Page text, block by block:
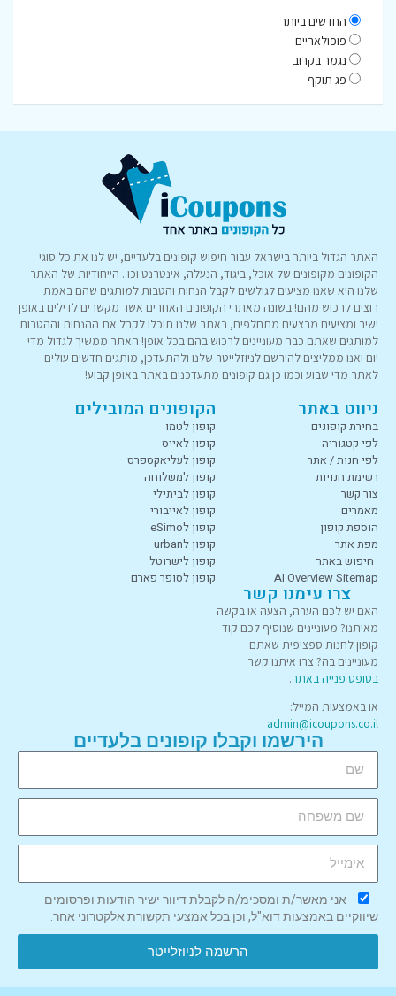
החדשים ביותר
פופולאריים
נגמר בקרוב
פג תוקף
האתר הגדול ביותר בישראל עבור חיפוש קופונים בלעדיים, יש לנו את כל סוגי
הקופונים מקופונים של אוכל, ביגוד, הנעלה, אינטרנט וכו.. הייחודיות של האתר
שלנו היא שאנו מציעים לגולשים לקבל הנחות והטבות למותגים שהם באמת
רוצים לרכוש מהם! בשונה מאתרי הקופונים האחרים אשר מקשרים לדילים באופן
ישיר ומציעים מבצעים מתחלפים, באתר שלנו תוכלו לקבל את ההנחות וההטבות
למותגים שאתם כבר מעוניינים לרכוש בהם בכל אופן! האתר ממשיך לגדול מדי
יום ואנו ממליצים להירשם לניוזלייטר שלנו ולהתעדכן, מותגים חדשים עולים
לאתר מדי שבוע וכמו כן גם קופונים מתעדכנים באתר באופן קבוע!
ניווט באתר
בחירת קופונים
לפי קטגוריה
לפי חנות / אתר
רשימת חנויות
צור קשר
מאמרים
הוספת קופון
מפת אתר
חיפוש באתר
AI Overview Sitemap
הקופונים המובילים
קופון לטמו
קופון לאייס
קופון לעליאקספרס
קופון למשלוחה
קופון לביתילי
קופון לאייבורי
קופון לeSimo
קופון לurban
קופון לישרוטל
קופון לסופר פארם
צרו עימנו קשר
האם יש לכם הערה, הצעה או בקשה
מאיתנו? מעוניינים שנוסיף לכם קוד
קופון לחנות ספציפית שאתם
מעוניינים בה? צרו איתנו קשר
בטופס פנייה באתר.
או באמצעות המייל:
admin@icoupons.co.il
הירשמו וקבלו קופונים בלעדיים
אני מאשר/ת ומסכימ/ה לקבלת דיוור ישיר הודעות ופרסומים
שיווקיים באמצעות דוא"ל, וכן בכל אמצעי תקשורת אלקטרוני אחר.
הרשמה לניוזלייטר